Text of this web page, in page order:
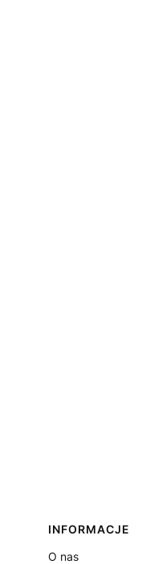
INFORMACJE
O nas